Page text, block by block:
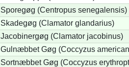
Sporegøg (Centropus senegalensis)
Skadegøg (Clamator glandarius)
Jacobinergøg (Clamator jacobinus)
Gulnæbbet Gøg (Coccyzus
Sortnæbbet Gøg (Coccyzus